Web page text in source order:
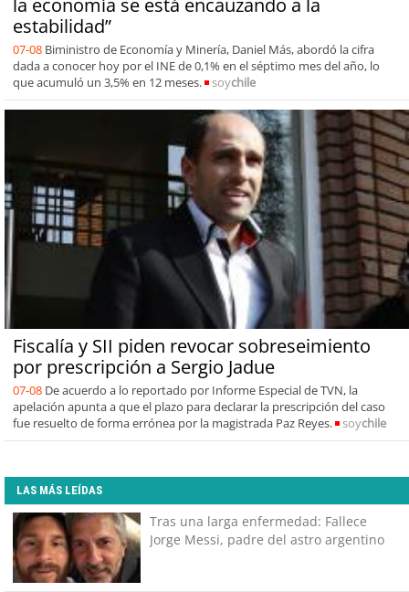
estabilidad”
07-08 Biministro de Economía y Minería, Daniel Más, abordó la cifra
dada a conocer hoy por el INE de 0,1% en el séptimo mes del año, lo
que acumuló un 3,5% en 12 meses.
soychile
Fiscalía y SII piden revocar sobreseimiento
por prescripción a Sergio Jadue
07-08 De acuerdo a lo reportado por Informe Especial de TVN, la
apelación apunta a que el plazo para declarar la prescripción del caso
fue resuelto de forma errónea por la magistrada Paz Reyes.
soychile
LAS MÁS LEÍDAS
Tras una larga enfermedad: Fallece
Jorge Messi, padre del astro argentino